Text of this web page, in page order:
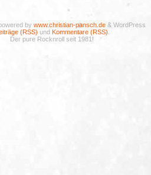
by www.christian-pansch.de& WordPress
(RSS) und Kommentare (RSS)
Der pure Rocknroll seit 1981!